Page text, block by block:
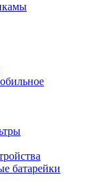
батарейки